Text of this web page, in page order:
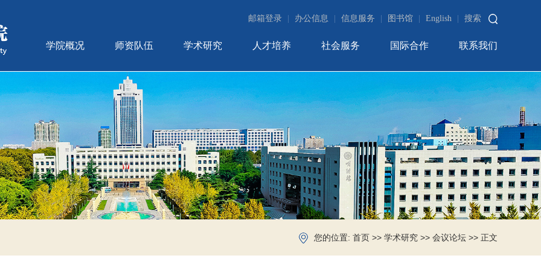
邮箱登录 办公信息 信息服务 图书馆 English 搜索
学院概况 师资队伍 学术研究 人才培养 社会服务 国际合作 联系我们
您的位置: 首页 >> 学术研究 >> 会议论坛 >> 正文